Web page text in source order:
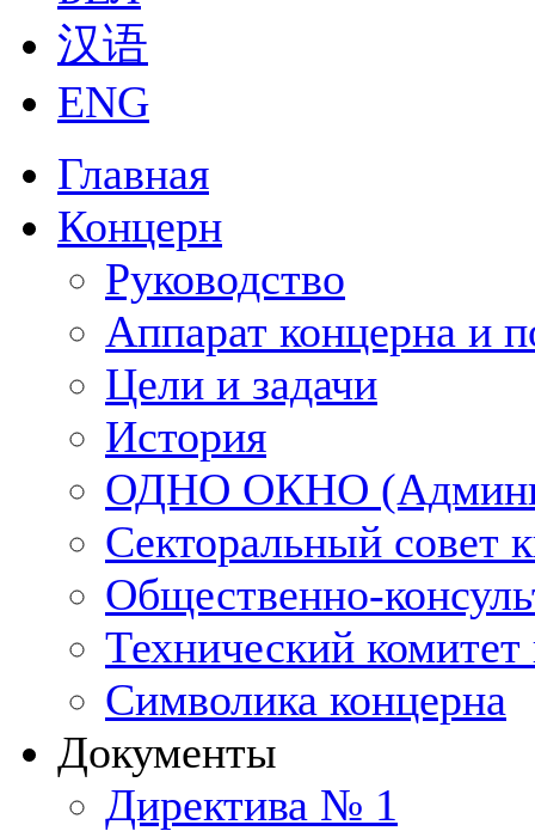
汉语
ENG
Главная
Концерн
Руководство
Аппарат концерна и
Цели и задачи
История
ОДНО ОКНО
Секторальный совет
Общественно-
Технический
Символика концерна
Документы
Директива № 1